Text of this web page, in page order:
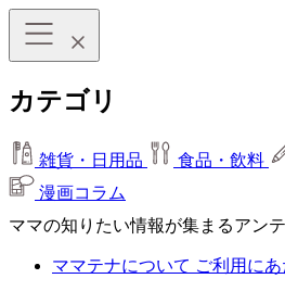
カテゴリ
雑貨・日用品 食品・飲料
漫画コラム
ママの知りたい情報が集まるアン
ママテナについて ご利用に